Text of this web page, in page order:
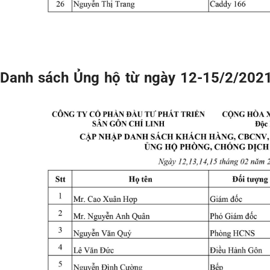
Danh sách Ủng hộ từ ngày 12-15/2/